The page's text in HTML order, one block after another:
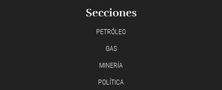
Secciones
PETRÓLEO
GAS
MINERÍA
POLÍTICA